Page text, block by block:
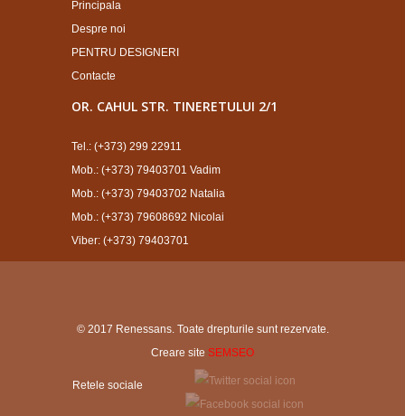
Principala
Despre noi
PENTRU DESIGNERI
Contacte
OR. CAHUL STR. TINERETULUI 2/1
Tel.: (+373) 299 22911
Mob.: (+373) 79403701 Vadim
Mob.: (+373) 79403702 Natalia
Mob.: (+373) 79608692 Nicolai
Viber: (+373) 79403701
© 2017 Renessans. Toate drepturile sunt rezervate.
Creare site SEMSEO
Retele sociale